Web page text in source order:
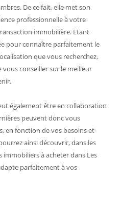
De ce fait, elle met son
professionnelle à votre
immobilière. Etant
pour connaître parfaitement le
que vous recherchez,
vous conseiller sur le meilleur
également être en collaboration
peuvent donc vous
en fonction de vos besoins et
ainsi découvrir, dans les
immobiliers à acheter dans Les
parfaitement à vos